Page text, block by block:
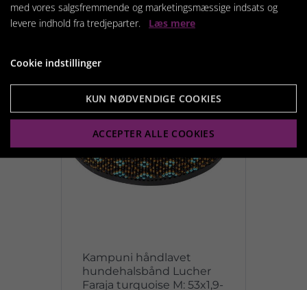
Kampuni håndlavet
hundehalsbånd Lucher
Faraja turquoise M: 53x1,9-
med vores salgsfremmende og marketingsmæssige indsats og
levere indhold fra tredjeparter. Læs mere
Cookie indstillinger
KUN NØDVENDIGE COOKIES
ACCEPTER ALLE COOKIES